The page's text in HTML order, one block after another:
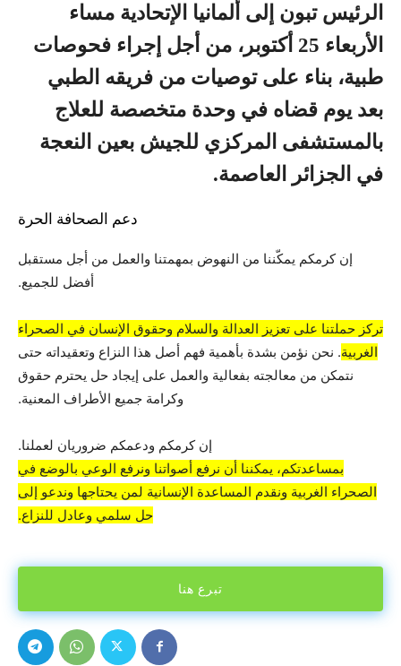
الرئيس تبون إلى ألمانيا الإتحادية مساء
الأربعاء 25 أكتوبر، من أجل إجراء فحوصات
طبية، بناء على توصيات من فريقه الطبي
بعد يوم قضاه في وحدة متخصصة للعلاج
بالمستشفى المركزي للجيش بعين النعجة
في الجزائر العاصمة.
دعم الصحافة الحرة
إن كرمكم يمكّننا من النهوض بمهمتنا والعمل من أجل مستقبل
أفضل للجميع.
تركز حملتنا على تعزيز العدالة والسلام وحقوق الإنسان في الصحراء
الغربية. نحن نؤمن بشدة بأهمية فهم أصل هذا النزاع وتعقيداته حتى
نتمكن من معالجته بفعالية والعمل على إيجاد حل يحترم حقوق
وكرامة جميع الأطراف المعنية.
إن كرمكم ودعمكم ضروريان لعملنا.
بمساعدتكم، يمكننا أن نرفع أصواتنا ونرفع الوعي بالوضع في
الصحراء الغربية ونقدم المساعدة الإنسانية لمن يحتاجها وندعو إلى
حل سلمي وعادل للنزاع.
تبرع هنا